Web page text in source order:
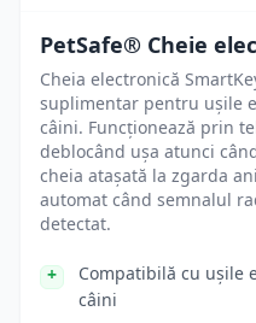
PetSafe® Cheie
Cheia electronică
suplimentar pentru ușile
câini. Funcționează prin
deblocând ușa atunci
cheia atașată la zgarda
automat când semnalul
detectat.
Compatibilă cu ușile
câini